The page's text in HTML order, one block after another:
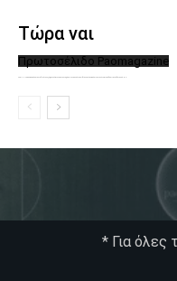
Τώρα ναι
Πρωτοσέλιδο Paomagazine
Το PAOMagazine απέκτησε το δικό του εξώφυλλο ώστε να σας μεταφέρει τον παλμό των ειδήσεων γύρω από την μεγαλύτερη ομάδα της Ελλάδας. Σε κάθε...
* Για όλες